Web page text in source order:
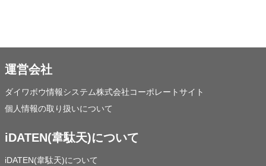
運営会社
ダイワボウ情報システム株式会社コーポレートサイト
個人情報の取り扱いについて
iDATEN(韋駄天)について
iDATEN(韋駄天)について